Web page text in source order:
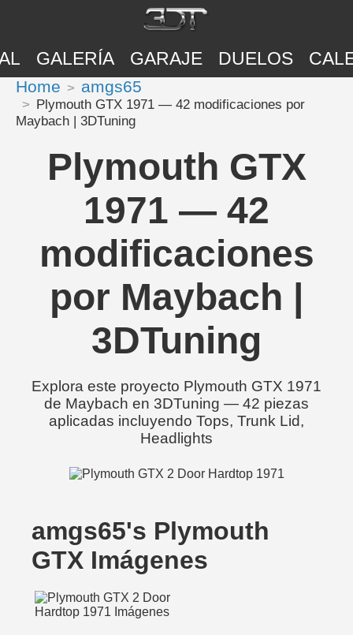
GALERÍA GARAJE DUELOS
Home amgs65
Plymouth GTX 1971 — 42 modificaciones por
Maybach | 3DTuning
Plymouth GTX
1971 — 42
modificaciones
por Maybach |
3DTuning
Explora este proyecto Plymouth GTX 1971
de Maybach en 3DTuning — 42 piezas
aplicadas incluyendo Tops, Trunk Lid,
Headlights
amgs65's Plymouth
GTX Imágenes